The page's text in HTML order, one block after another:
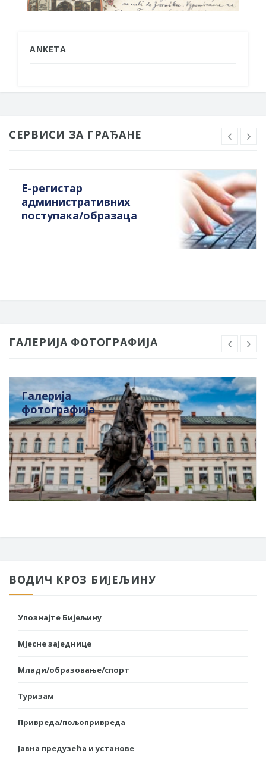
ANKETA
СЕРВИСИ ЗА ГРАЂАНЕ
Е-регистар
административних
поступака/образаца
ГАЛЕРИЈА ФОТОГРАФИЈА
Галерија
фотографија
ВОДИЧ КРОЗ БИЈЕЉИНУ
Упознајте Бијељину
Мјесне заједнице
Млади/образовање/спорт
Туризам
Привреда/пољопривреда
Јавна предузећа и установе